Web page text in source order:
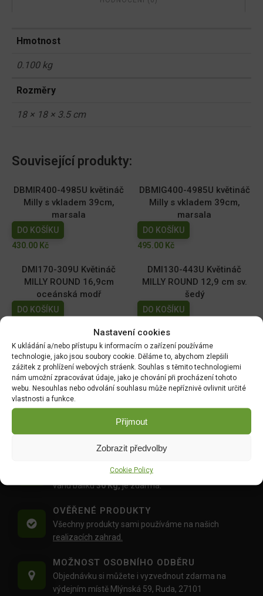
Nastavení cookies
K ukládání a/nebo přístupu k informacím o zařízení používáme
technologie, jako jsou soubory cookie. Děláme to, abychom zlepšili
zážitek z prohlížení webových stráenk. Souhlas s těmito technologiemi
nám umožní zpracovávat údaje, jako je chování při procházení tohoto
webu. Nesouhlas nebo odvolání souhlasu může nepříznivě ovlivnit určité
vlastnosti a funkce.
Přijmout
Zobrazit předvolby
Cookie Policy
Hmotnost
0.100 kg
Rozměry
18 × 18 × 3.5 cm
Související produkty:
DBMIR400-4985U květináč
Milly s vkladem 39cm,
marsala
DO KOŠÍKU
430.00 Kč
DBMIG400-4985U květináč
Milly s vkladem 39cm,
marsala
DO KOŠÍKU
495.00 Kč
DMI170-309U Květináč
MILLY ROUND 16,9cm
oceánská modř
DO KOŠÍKU
DMI130-443U Květináč
MILLY ROUND 12,9 cm sv.
šedý
DO KOŠÍKU
DMI110-2411U Květináč
MILLY ROUND 10,9cm tm.
zelený
DO KOŠÍKU
29.00Kč
DMI150-443U Květináč
MILLY ROUND 14,6cm sv.
šedý
DO KOŠÍKU
Doprava objednávekod 1500 Kč,
váhu balíku30 Kg,je zdarma.
OVĚŘENÉ PRODUKTY
Všechny produkty sami používáme na našich
realizacích zahrad.
MOŽNOST OSOBNÍHO ODBĚRU
Objednávku si můžete i vyzvednout zdarma na
výdejním místě Mlýnská 59, Ruda, 27101